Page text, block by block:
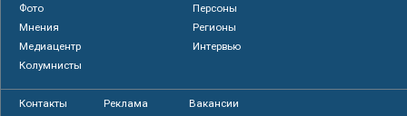
Фото
Персоны
Мнения
Регионы
Медиацентр
Интервью
Колумнисты
Контакты Реклама Вакансии